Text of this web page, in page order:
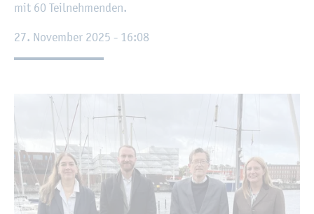
mit 60 Teil­neh­men­den.
27. No­vem­ber 2025 - 16:08